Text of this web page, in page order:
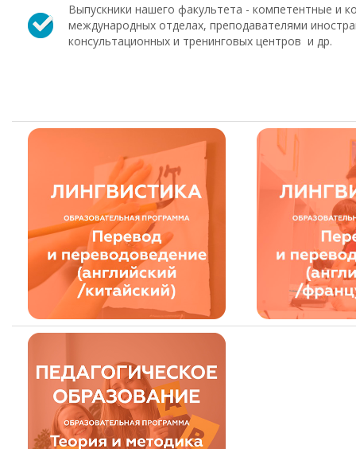
Выпускники нашего факультета - компетентные и
международных отделах, преподавателями
консультационных и тренинговых центров и др.